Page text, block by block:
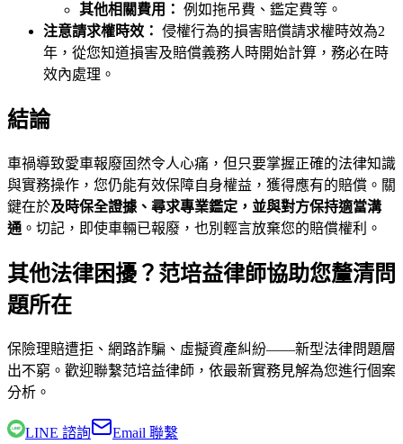
其他相關費用： 例如拖吊費、鑑定費等。
注意請求權時效： 侵權行為的損害賠償請求權時效為2
年，從您知道損害及賠償義務人時開始計算，務必在時
效內處理。
結論
車禍導致愛車報廢固然令人心痛，但只要掌握正確的法律知識
與實務操作，您仍能有效保障自身權益，獲得應有的賠償。關
鍵在於及時保全證據、尋求專業鑑定，並與對方保持適當溝
通 。切記，即使車輛已報廢，也別輕言放棄您的賠償權利。
其他法律困擾？范培益律師協助您釐清問
題所在
保險理賠遭拒、網路詐騙、虛擬資產糾紛——新型法律問題層
出不窮。歡迎聯繫范培益律師 ，依最新實務見解為您進行個案
分析。
LINE 諮詢 Email 聯繫